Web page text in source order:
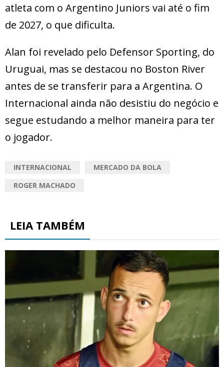
atleta com o Argentino Juniors vai até o fim
de 2027, o que dificulta.
Alan foi revelado pelo Defensor Sporting, do
Uruguai, mas se destacou no Boston River
antes de se transferir para a Argentina. O
Internacional ainda não desistiu do negócio e
segue estudando a melhor maneira para ter
o jogador.
INTERNACIONAL
MERCADO DA BOLA
ROGER MACHADO
LEIA TAMBÉM